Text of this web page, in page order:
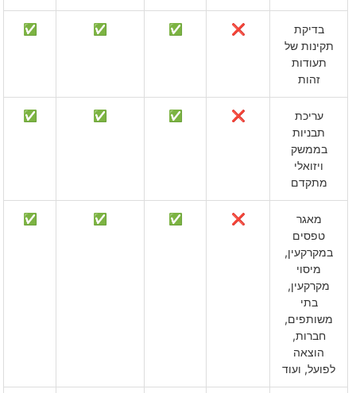
בדיקת
תקינות של
תעודות
זהות
❌
✅
✅
✅
עריכת
תבניות
בממשק
ויזואלי
מתקדם
❌
✅
✅
✅
מאגר
טפסים
במקרקעין,
מיסוי
מקרקעין,
בתי
משותפים,
חברות,
הוצאה
לפועל, ועוד
❌
✅
✅
✅